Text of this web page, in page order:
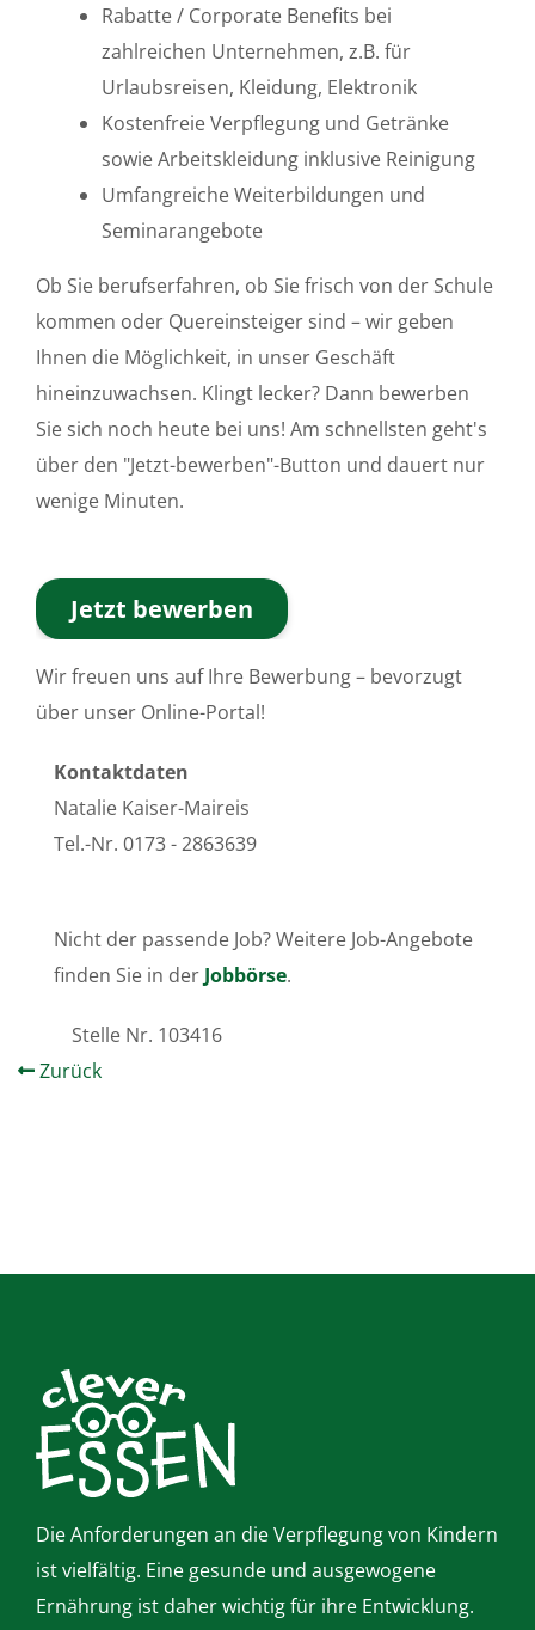
Rabatte / Corporate Benefits bei
zahlreichen Unternehmen, z.B. für
Urlaubsreisen, Kleidung, Elektronik
Kostenfreie Verpflegung und Getränke
sowie Arbeitskleidung inklusive Reinigung
Umfangreiche Weiterbildungen und
Seminarangebote
Ob Sie berufserfahren, ob Sie frisch von der Schule
kommen oder Quereinsteiger sind – wir geben
Ihnen die Möglichkeit, in unser Geschäft
hineinzuwachsen. Klingt lecker? Dann bewerben
Sie sich noch heute bei uns! Am schnellsten geht's
über den "Jetzt-bewerben"-Button und dauert nur
wenige Minuten.
Jetzt bewerben
Wir freuen uns auf Ihre Bewerbung – bevorzugt
über unser Online-Portal!
Kontaktdaten
Natalie Kaiser-Maireis
Tel.-Nr. 0173 - 2863639
Nicht der passende Job? Weitere Job-Angebote
finden Sie in der Jobbörse.
Stelle Nr. 103416
Zurück
Die Anforderungen an die Verpflegung von Kindern
ist vielfältig. Eine gesunde und ausgewogene
Ernährung ist daher wichtig für ihre Entwicklung.